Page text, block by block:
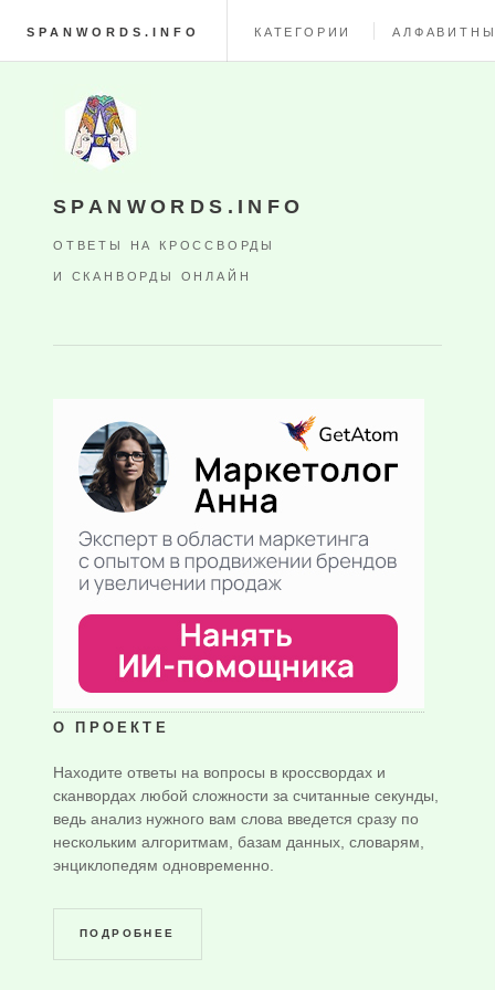
SPANWORDS.INFO КАТЕГОРИИ
SPANWORDS.INFO
ОТВЕТЫ НА КРОССВОРДЫ
И СКАНВОРДЫ ОНЛАЙН
О ПРОЕКТЕ
Находите ответы на вопросы в кроссвордах и
сканвордах любой сложности за считанные секунды,
ведь анализ нужного вам слова введется сразу по
нескольким алгоритмам, базам данных, словарям,
энциклопедям одновременно.
ПОДРОБНЕЕ